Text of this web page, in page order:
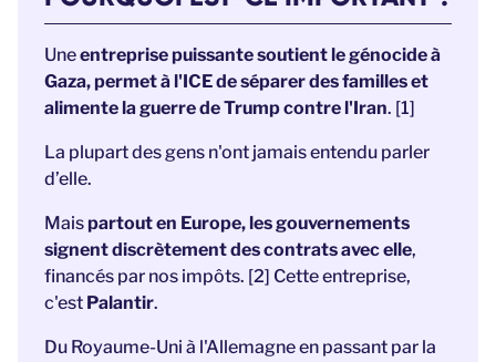
Uneentreprise puissante soutient le génocide à
Gaza, permet à l'ICE de séparer des familles et
alimente la guerre de Trump contre l'Iran. [1]
La plupart des gens n'ont jamais entendu parler
d’elle.
Maispartout en Europe, les gouvernements
signent discrètement des contrats avec elle,
financés par nos impôts. [2] Cette entreprise,
c'est Palantir.
Du Royaume-Uni à l'Allemagne en passant par la